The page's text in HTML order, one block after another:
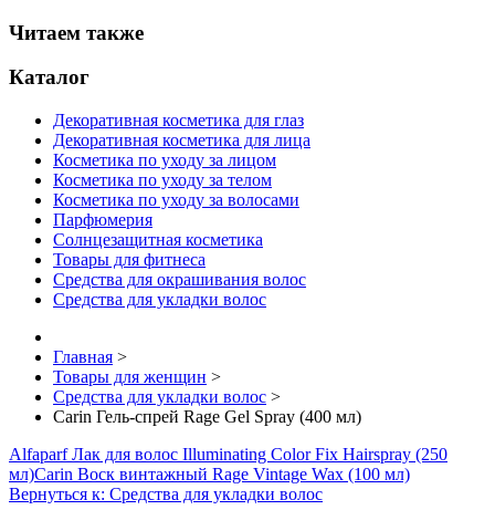
Читаем также
Каталог
Декоративная косметика для глаз
Декоративная косметика для лица
Косметика по уходу за лицом
Косметика по уходу за телом
Косметика по уходу за волосами
Парфюмерия
Солнцезащитная косметика
Товары для фитнеса
Средства для окрашивания волос
Средства для укладки волос
Главная >
Товары для женщин >
Средства для укладки волос >
Carin Гель-спрей Rage Gel Spray (400 мл)
Alfaparf Лак для волос Illuminating Color Fix Hairspray (250
мл)Carin Воск винтажный Rage Vintage Wax (100 мл)
Вернуться к: Средства для укладки волос